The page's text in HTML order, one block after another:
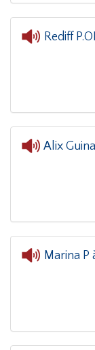
Rediff
Alix
Marina P